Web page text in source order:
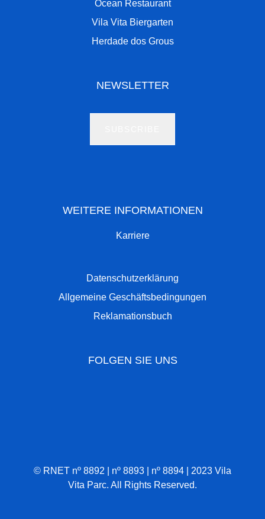
Ocean Restaurant
Vila Vita Biergarten
Herdade dos Grous
NEWSLETTER
WEITERE INFORMATIONEN
Karriere
Datenschutzerklärung
Allgemeine Geschäftsbedingungen
Reklamationsbuch
FOLGEN SIE UNS
© RNET nº 8892 | nº 8893 | nº 8894 | 2023 Vila
Vita Parc. All Rights Reserved.